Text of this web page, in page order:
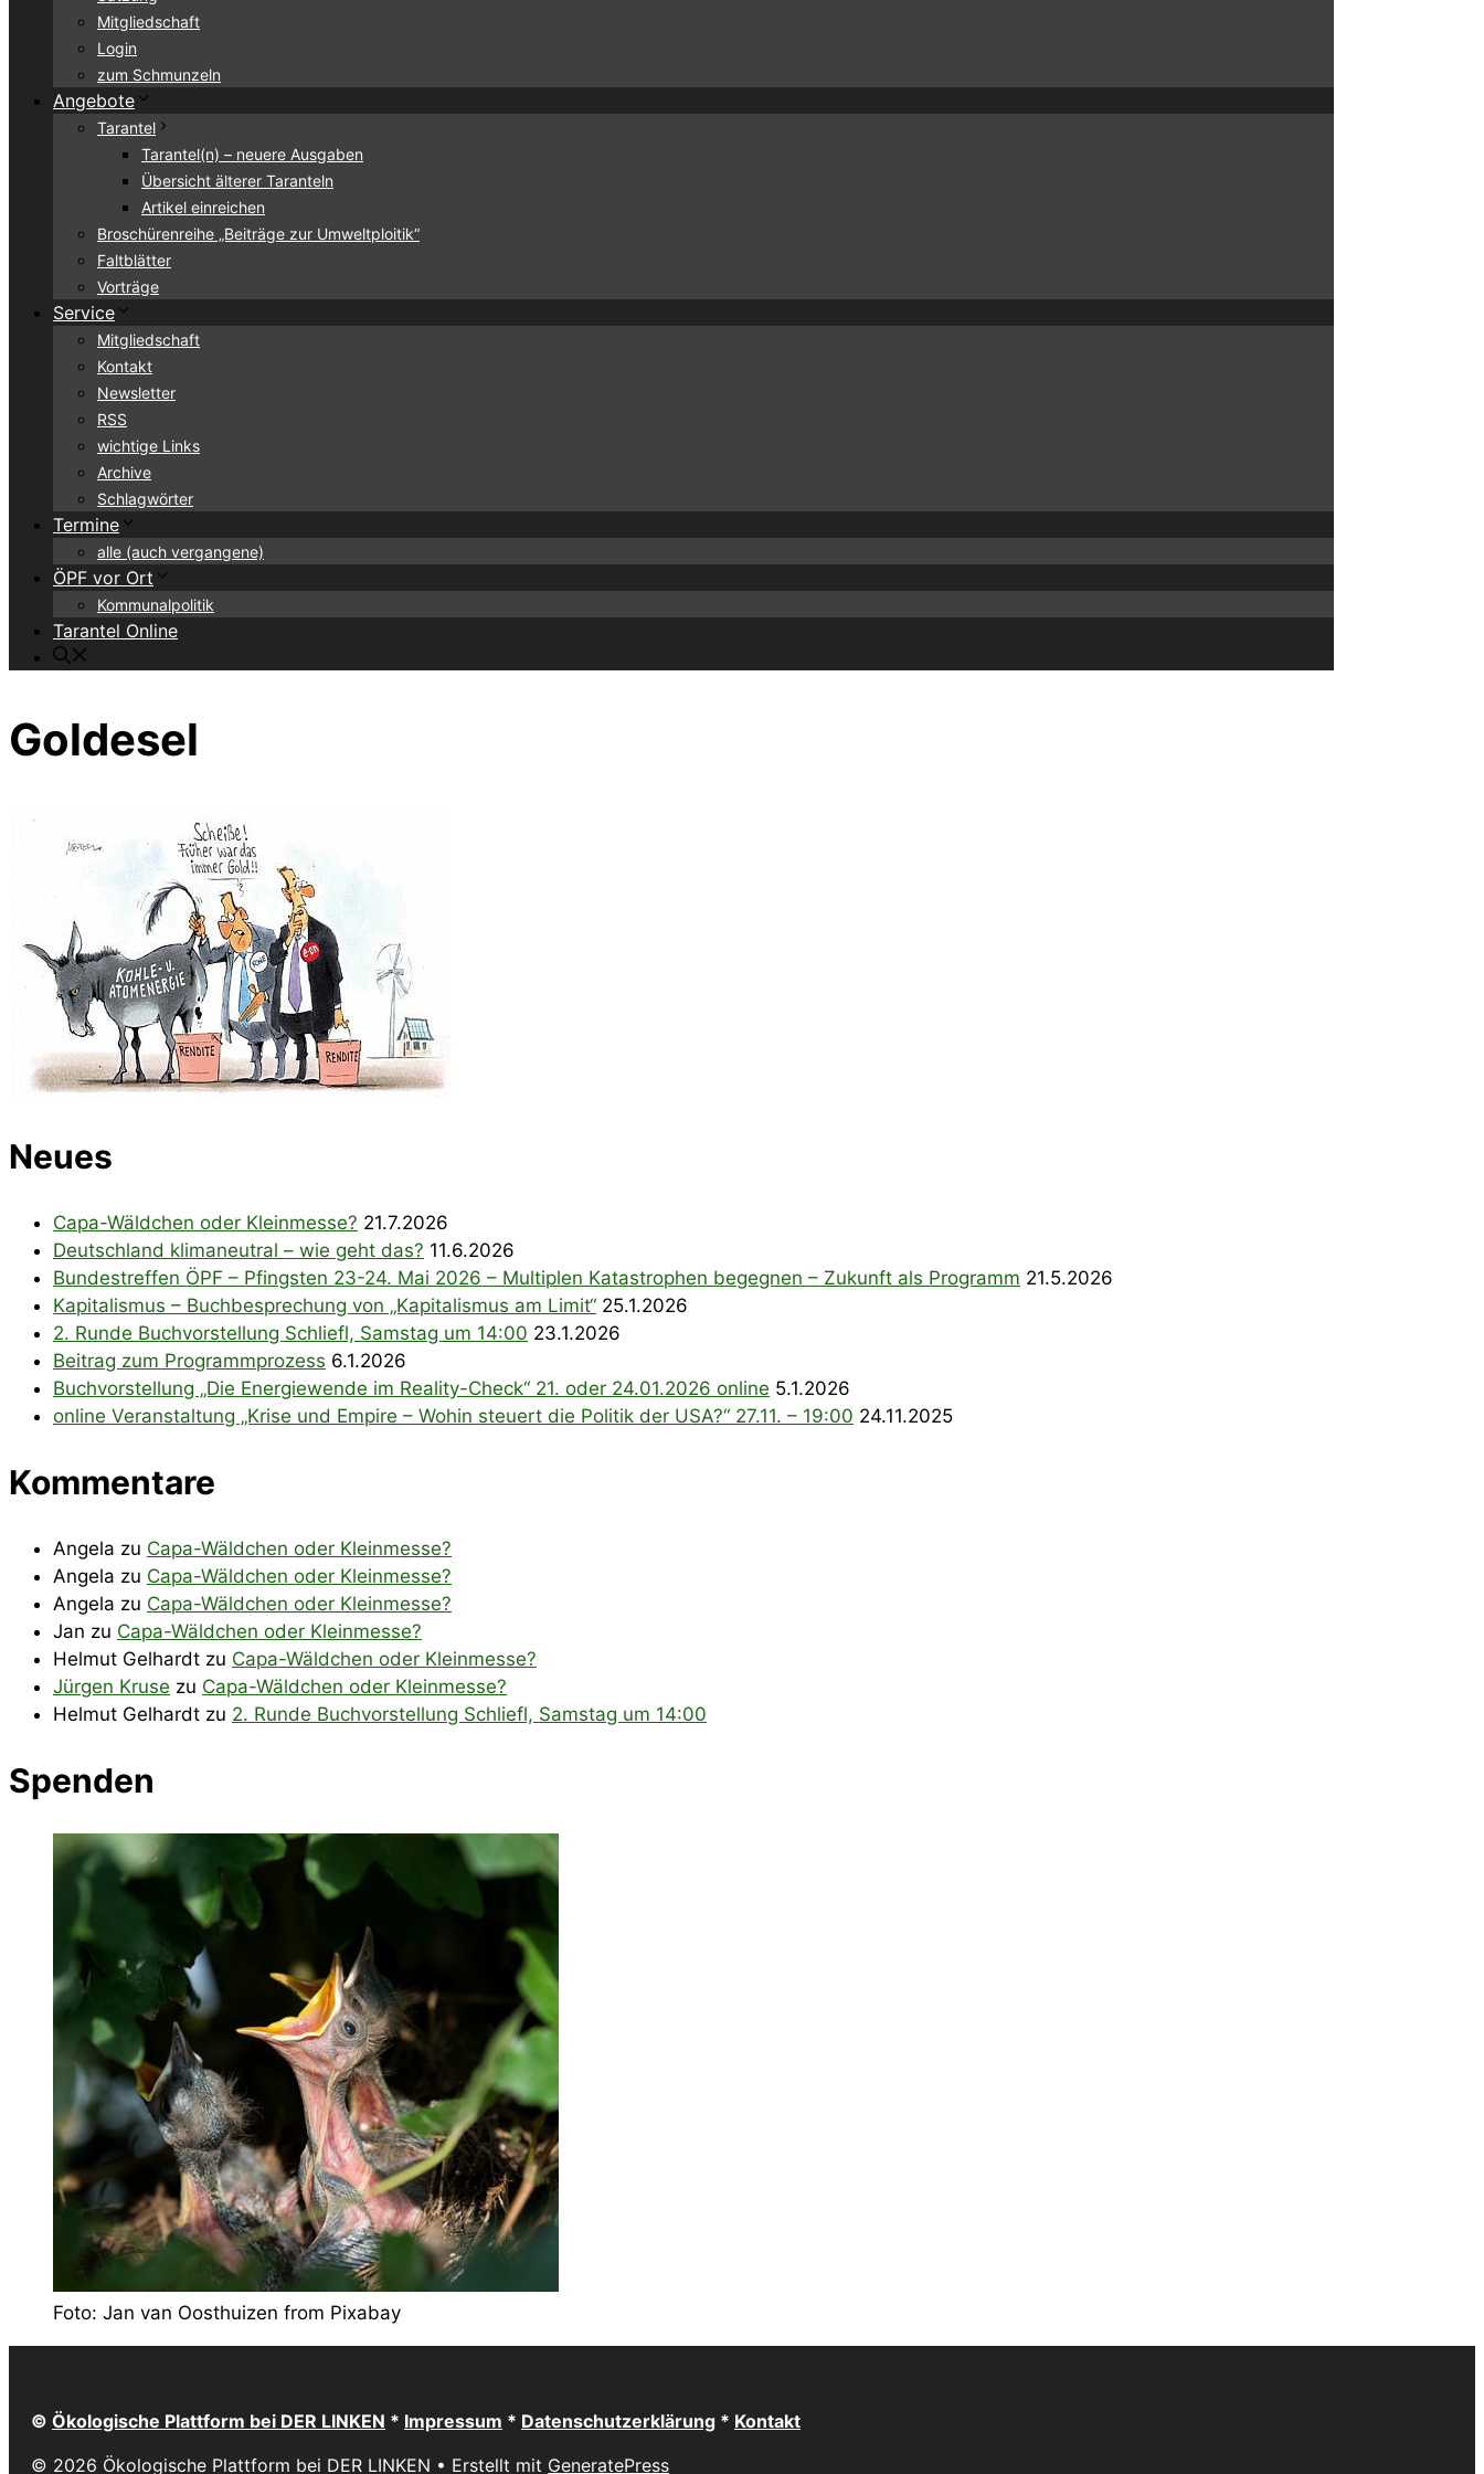
Mitgliedschaft
Login
zum Schmunzeln
Angebote
Tarantel
Tarantel(n) – neuere Ausgaben
Übersicht älterer Taranteln
Artikel einreichen
Broschürenreihe „Beiträge zur Umweltploitik“
Faltblätter
Vorträge
Service
Mitgliedschaft
Kontakt
Newsletter
RSS
wichtige Links
Archive
Schlagwörter
Termine
alle (auch vergangene)
ÖPF vor Ort
Kommunalpolitik
Tarantel Online
Goldesel
Neues
Capa-Wäldchen oder Kleinmesse? 21.7.2026
Deutschland klimaneutral – wie geht das? 11.6.2026
Bundestreffen ÖPF – Pfingsten 23-24. Mai 2026 – Multiplen Katastrophen begegnen – Zukunft als Programm 21.5.2026
Kapitalismus – Buchbesprechung von „Kapitalismus am Limit“ 25.1.2026
2. Runde Buchvorstellung Schliefl, Samstag um 14:00 23.1.2026
Beitrag zum Programmprozess 6.1.2026
Buchvorstellung „Die Energiewende im Reality-Check“ 21. oder 24.01.2026 online 5.1.2026
online Veranstaltung „Krise und Empire – Wohin steuert die Politik der USA?“ 27.11. – 19:00 24.11.2025
Kommentare
Angela zu Capa-Wäldchen oder Kleinmesse?
Angela zu Capa-Wäldchen oder Kleinmesse?
Angela zu Capa-Wäldchen oder Kleinmesse?
Jan zu Capa-Wäldchen oder Kleinmesse?
Helmut Gelhardt zu Capa-Wäldchen oder Kleinmesse?
Jürgen Kruse zu Capa-Wäldchen oder Kleinmesse?
Helmut Gelhardt zu 2. Runde Buchvorstellung Schliefl, Samstag um 14:00
Spenden
Foto: Jan van Oosthuizen from Pixabay
© Ökologische Plattform bei DER LINKEN * Impressum * Datenschutzerklärung * Kontakt
© 2026 Ökologische Plattform bei DER LINKEN • Erstellt mit GeneratePress